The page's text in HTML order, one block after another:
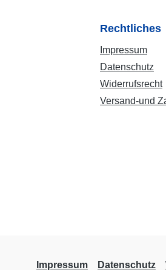
Rechtliches
Impressum
Datenschutz
Widerrufsrecht
Versand-und
Impressum Datenschutz